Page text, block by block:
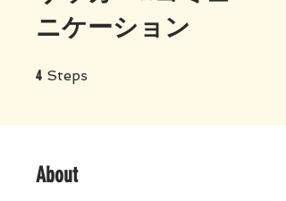
ニケーション
4 Steps
About